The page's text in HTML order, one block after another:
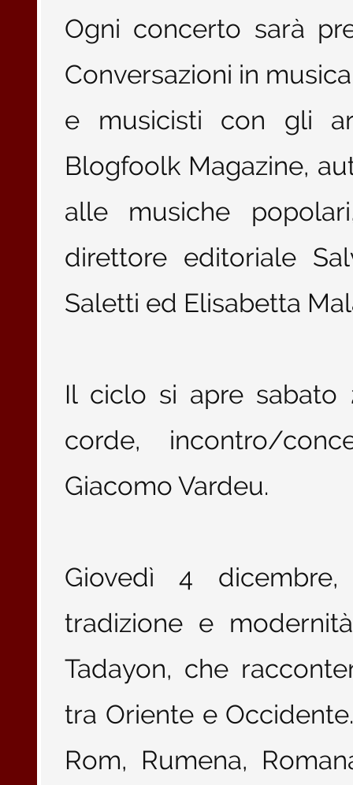
Ogni concerto sarà
Conversazioni in
e musicisti con gli
Blogfoolk Magazine,
alle musiche
direttore editoriale
Saletti ed Elisabetta
Il ciclo si apre sabato
corde, incontro/
Giacomo Vardeu.
Giovedì 4
tradizione e
Tadayon, che
tra Oriente e
Rom, Rumena,